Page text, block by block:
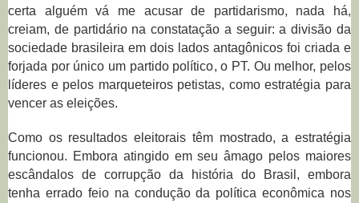
certa alguém vá me acusar de partidarismo, nada há,
creiam, de partidário na constatação a seguir: a divisão da
sociedade brasileira em dois lados antagônicos foi criada e
forjada por único um partido político, o PT. Ou melhor, pelos
líderes e pelos marqueteiros petistas, como estratégia para
vencer as eleições.
Como os resultados eleitorais têm mostrado, a estratégia
funcionou. Embora atingido em seu âmago pelos maiores
escândalos de corrupção da história do Brasil, embora
tenha errado feio na condução da política econômica nos